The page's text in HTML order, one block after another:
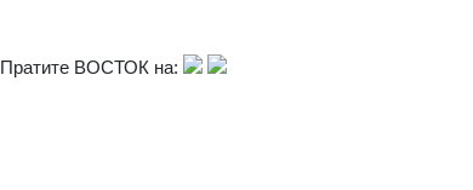
Пратите ВОСТОК на: